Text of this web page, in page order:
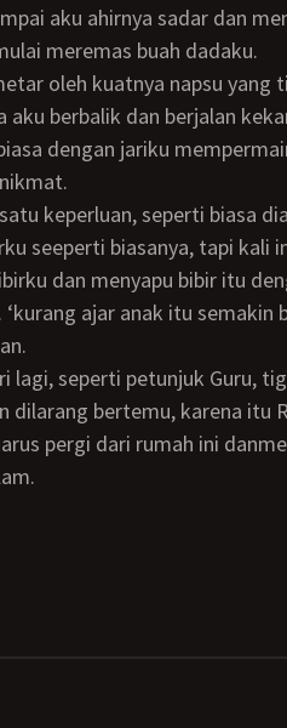
aku ahirnya sadar dan
meremas buah dadaku.
aku berbalik dan berjalan
dengan jariku
seeperti biasanya, tapi kali
dan menyapu bibir itu
ajar anak itu semakin
dilarang bertemu, karena itu
pergi dari rumah ini